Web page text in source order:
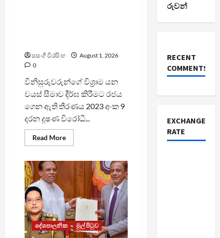
සසංගි වීරසිංහ
August 1, 2026
0
විනිසුරුවරුන්ගේ විශ්‍රාම යන
වයස් සීමාව දීර්ඝ කිරීමට රජය
ගෙන ඇති තීරණය 2023 අංක 9
දරන දූෂණ විරෝධී...
Read MoreRead
more
විශ්‍රාම
වයස
දීර්ඝ
කිරීම
–
දයාසිරි
අල්ලස්
කොමිසමට
පැමිණිල්ලි
කරයි
දේශපාලනික මුල් පිටුව
රුවන්
RECENT
COMMENTS
EXCHANGE
RATE